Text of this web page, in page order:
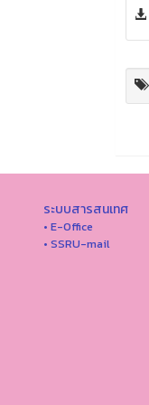
ระบบสารสนเทศ
• E-Office
• SSRU-mail